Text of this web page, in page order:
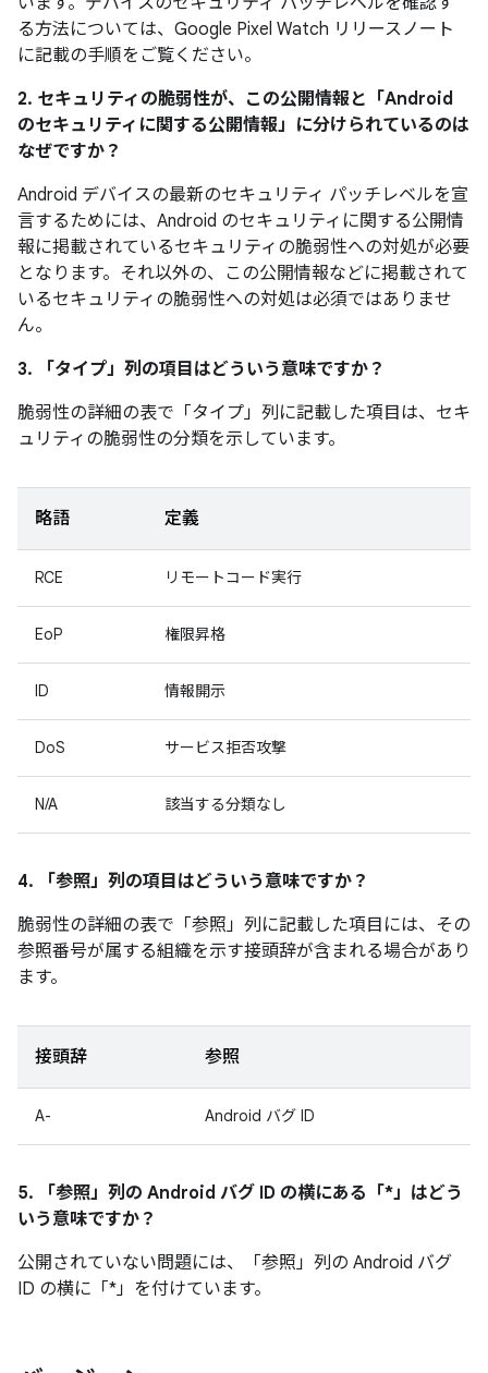
る方法については、Google Pixel Watch リリースノート
に記載の手順をご覧ください。
2. セキュリティの脆弱性が、この公開情報と「Android
のセキュリティに関する公開情報」に分けられているのは
なぜですか？
Android デバイスの最新のセキュリティ パッチレベルを宣
言するためには、Android のセキュリティに関する公開情
報に掲載されているセキュリティの脆弱性への対処が必要
となります。それ以外の、この公開情報などに掲載されて
いるセキュリティの脆弱性への対処は必須ではありませ
ん。
3. 「タイプ」 列の項目はどういう意味ですか？
脆弱性の詳細の表で「タイプ」 列に記載した項目は、セキ
ュリティの脆弱性の分類を示しています。
略語 定義
RCE リモートコード実行
EoP 権限昇格
ID 情報開示
DoS サービス拒否攻撃
N/A 該当する分類なし
4. 「参照」 列の項目はどういう意味ですか？
脆弱性の詳細の表で「参照」列に記載した項目には、その
参照番号が属する組織を示す接頭辞が含まれる場合があり
ます。
接頭辞 参照
A- Android バグ ID
5. 「参照」 列の Android バグ ID の横にある「*」はどう
いう意味ですか？
公開されていない問題には、「参照」列の Android バグ
ID の横に「*」を付けています。